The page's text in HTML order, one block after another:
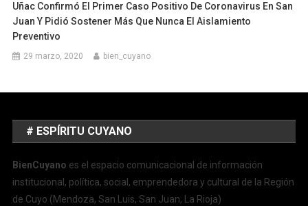
Uñac Confirmó El Primer Caso Positivo De Coronavirus En San
Juan Y Pidió Sostener Más Que Nunca El Aislamiento
Preventivo
29 marzo, 2020 bien_cuyano
# ESPÍRITU CUYANO
BienCuyano es el espacio comunicacional de información
institucional, política, social, emprendedora y cultural de la Región
de Cuyo (Mendoza, San Luis, San Juan, La Rioja)